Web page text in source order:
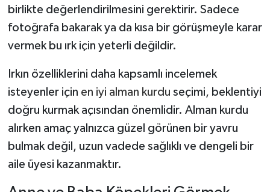
birlikte değerlendirilmesini gerektirir. Sadece
fotoğrafa bakarak ya da kısa bir görüşmeyle karar
vermek bu ırk için yeterli değildir.
Irkın özelliklerini daha kapsamlı incelemek
isteyenler için en iyi alman kurdu seçimi, beklentiyi
doğru kurmak açısından önemlidir. Alman kurdu
alırken amaç yalnızca güzel görünen bir yavru
bulmak değil, uzun vadede sağlıklı ve dengeli bir
aile üyesi kazanmaktır.